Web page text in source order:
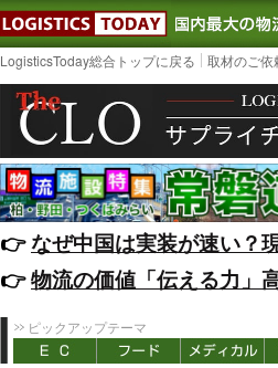
LOGISTICS
LogisticsToday総合トップに戻る 取材のご依
👉️なぜ中国は実装が速い？
👉️物流の価値「伝える力」
ピックアップテーマ